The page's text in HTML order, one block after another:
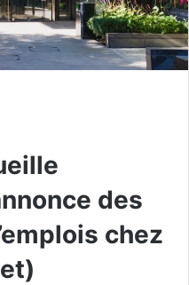
des
chez